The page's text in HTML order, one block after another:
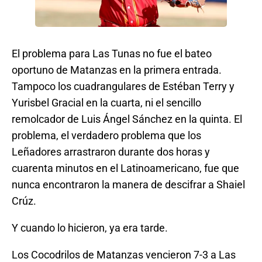
El problema para Las Tunas no fue el bateo
oportuno de Matanzas en la primera entrada.
Tampoco los cuadrangulares de Estéban Terry y
Yurisbel Gracial en la cuarta, ni el sencillo
remolcador de Luis Ángel Sánchez en la quinta. El
problema, el verdadero problema que los
Leñadores arrastraron durante dos horas y
cuarenta minutos en el Latinoamericano, fue que
nunca encontraron la manera de descifrar a Shaiel
Crúz.
Y cuando lo hicieron, ya era tarde.
Los Cocodrilos de Matanzas vencieron 7-3 a Las